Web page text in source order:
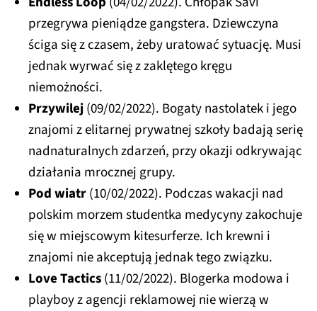
przegrywa pieniądze gangstera. Dziewczyna
ściga się z czasem, żeby uratować sytuację. Musi
jednak wyrwać się z zaklętego kręgu
niemożności.
Przywilej(09/02/2022). Bogaty nastolatek i jego
znajomi z elitarnej prywatnej szkoły badają serię
nadnaturalnych zdarzeń, przy okazji odkrywając
działania mrocznej grupy.
Pod wiatr(10/02/2022). Podczas wakacji nad
polskim morzem studentka medycyny zakochuje
się w miejscowym kitesurferze. Ich krewni i
znajomi nie akceptują jednak tego związku.
Love Tactics(11/02/2022). Blogerka modowa i
playboy z agencji reklamowej nie wierzą w